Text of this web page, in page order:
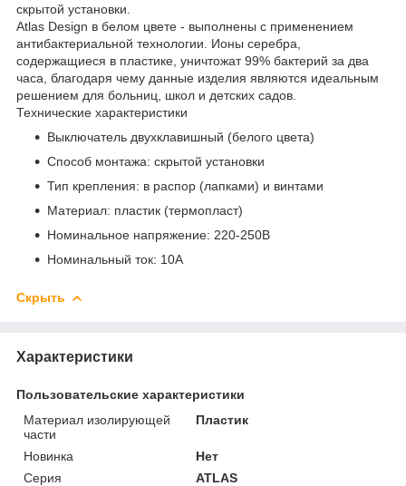
скрытой установки.
Atlas Design в белом цвете - выполнены с применением
антибактериальной технологии. Ионы серебра,
содержащиеся в пластике, уничтожат 99% бактерий за два
часа, благодаря чему данные изделия являются идеальным
решением для больниц, школ и детских садов.
Технические характеристики
Выключатель двухклавишный (белого цвета)
Способ монтажа: скрытой установки
Тип крепления: в распор (лапками) и винтами
Материал: пластик (термопласт)
Номинальное напряжение: 220-250В
Номинальный ток: 10А
Скрыть
Характеристики
Пользовательские характеристики
Материал изолирующей
части
Пластик
Новинка
Нет
Серия
ATLAS